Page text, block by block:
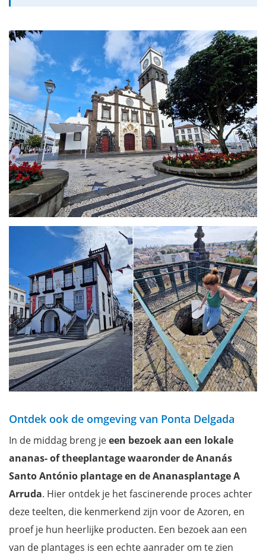
Ontdek ook de omgeving van Ponta Delgada
In de middag breng jeeen bezoek aan een lokale
ananas- of theeplantage waaronder de Ananás
Santo António plantage en de Ananasplantage A
Arruda. Hier ontdek je het fascinerende proces achter
deze teelten, die kenmerkend zijn voor de Azoren, en
proef je hun heerlijke producten. Een bezoek aan een
van de plantages is een echte aanrader om te zien